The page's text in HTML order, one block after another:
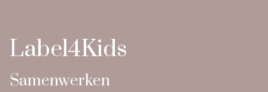
Label4Kids
Samenwerken